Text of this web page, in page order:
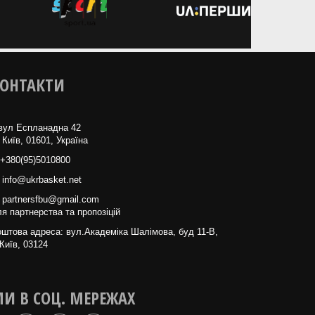
Еспланадна 42
01601, Україна
+380(95)5010800
info@ukrbasket.net
partnersfbu@gmail.com
партнерства та пропозіцій
адреса: вул.Академіка Шалімова, буд 11-В,
03124
В СОЦ. МЕРЕЖАХ